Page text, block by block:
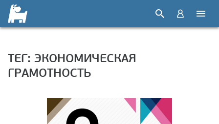
ТЕГ: ЭКОНОМИЧЕСКАЯ
ГРАМОТНОСТЬ